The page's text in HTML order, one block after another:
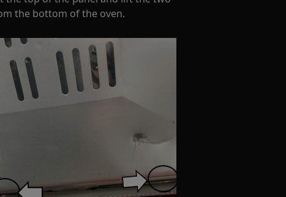
the bottom of the oven.